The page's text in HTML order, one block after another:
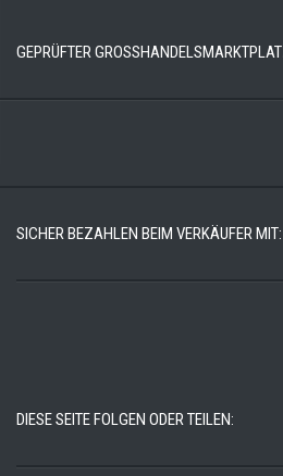
GEPRÜFTER GROSSHANDELSMARKTPLATZ
SICHER BEZAHLEN BEIM VERKÄUFER MIT:
DIESE SEITE FOLGEN ODER TEILEN: